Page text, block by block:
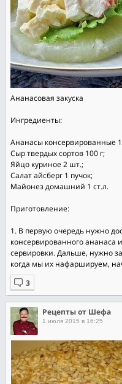
Ананасовая закуска
Ингредиенты:
Ананасы консервированные
Сыр твердых сортов 100 г;
Яйцо куриное 2 шт.;
Салат айсберг 1 пучок;
Майонез домашний 1 ст.л.
Приготовление:
1. В первую очередь нужно
консервированного ананаса
сервировки. Дальше, нужно
когда мы их нафаршируем,
Рецепты от Шефа
1 июля 2015 в 16:25